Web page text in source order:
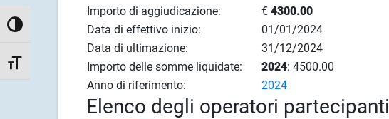
Attiva/disattiva alto contrasto
Attiva/disattiva dimensione testo
Importo di aggiudicazione:
€ 4300.00
Data di effettivo inizio:
01/01/2024
Data di ultimazione:
31/12/2024
Importo delle somme liquidate:
2024: 4500.00
Anno di riferimento:
2024
Elenco degli operatori partecipanti